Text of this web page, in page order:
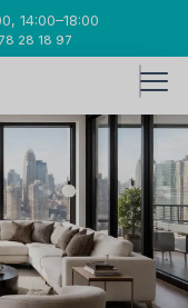
14:00–18:00
28 18 97